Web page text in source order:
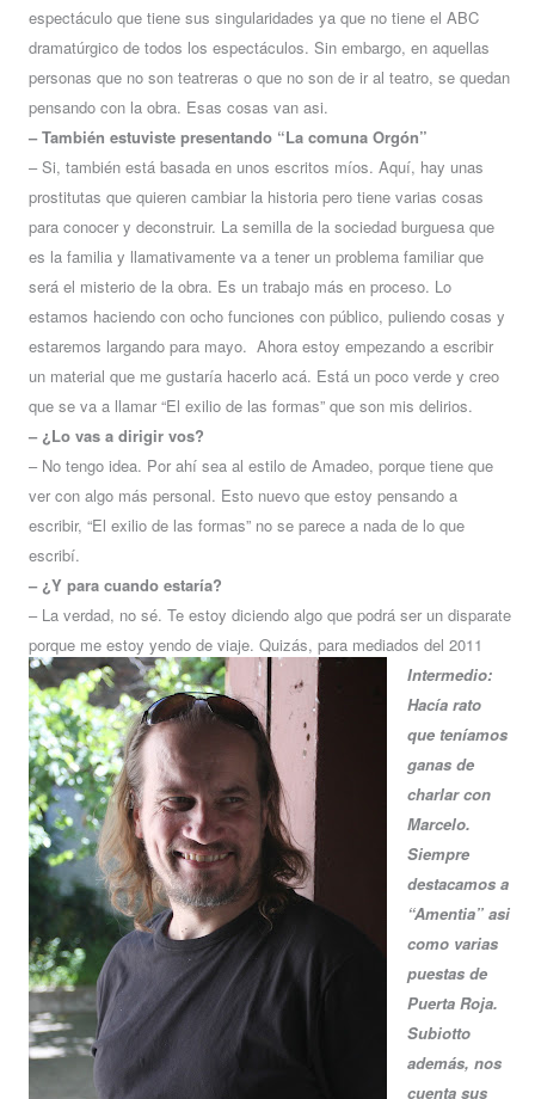
espectáculo que tiene sus singularidades ya que no tiene el ABC
dramatúrgico de todos los espectáculos. Sin embargo, en aquellas
personas que no son teatreras o que no son de ir al teatro, se quedan
pensando con la obra. Esas cosas van asi.
– También estuviste presentando “La comuna Orgón”
– Si, también está basada en unos escritos míos. Aquí, hay unas
prostitutas que quieren cambiar la historia pero tiene varias cosas
para conocer y deconstruir. La semilla de la sociedad burguesa que
es la familia y llamativamente va a tener un problema familiar que
será el misterio de la obra. Es un trabajo más en proceso. Lo
estamos haciendo con ocho funciones con público, puliendo cosas y
estaremos largando para mayo. Ahora estoy empezando a escribir
un material que me gustaría hacerlo acá. Está un poco verde y creo
que se va a llamar “El exilio de las formas” que son mis delirios.
– ¿Lo vas a dirigir vos?
– No tengo idea. Por ahí sea al estilo de Amadeo, porque tiene que
ver con algo más personal. Esto nuevo que estoy pensando a
escribir, “El exilio de las formas” no se parece a nada de lo que
escribí.
– ¿Y para cuando estaría?
– La verdad, no sé. Te estoy diciendo algo que podrá ser un disparate
porque me estoy yendo de viaje. Quizás, para mediados del 2011
Intermedio:
Hacía rato
que teníamos
ganas de
charlar con
Marcelo.
Siempre
destacamos a
“Amentia” asi
como varias
puestas de
Puerta Roja.
Subiotto
además, nos
cuenta sus